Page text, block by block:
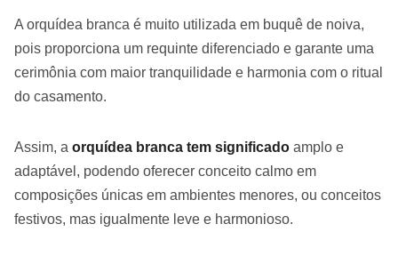
A orquídea branca é muito utilizada em buquê de noiva,
pois proporciona um requinte diferenciado e garante uma
cerimônia com maior tranquilidade e harmonia com o ritual
do casamento.
Assim, a orquídea branca tem significado amplo e
adaptável, podendo oferecer conceito calmo em
composições únicas em ambientes menores, ou conceitos
festivos, mas igualmente leve e harmonioso.